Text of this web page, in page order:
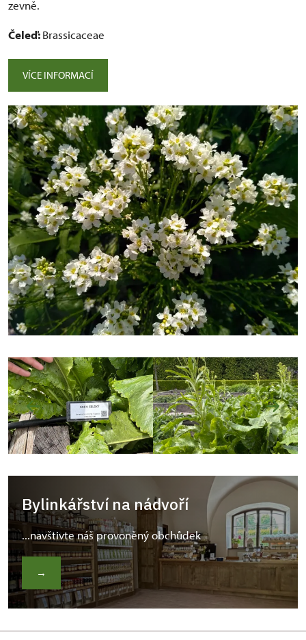
zevně.
Čeleď:Brassicaceae
VÍCE INFORMACÍ
Bylinkářství na nádvoří
...navštivte náš provoněný obchůdek
→